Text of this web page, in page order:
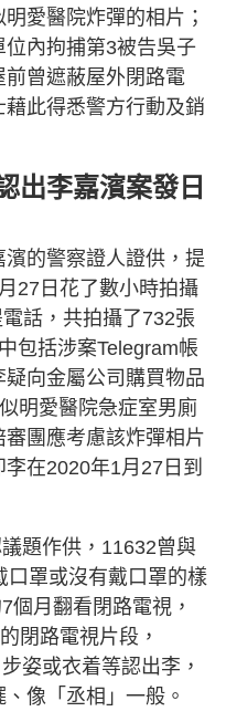
愛醫院炸彈的相片；
內拘捕第3被告吳子
曾遮蔽屋外閉路電
此得悉警方行動及銷
出李嘉濱案發日
的警察證人證供，提
27日花了數小時拍攝
話，共拍攝了732張
包括涉案Telegram帳
向金屬公司購買物品
明愛醫院急症室男廁
團應考慮該炸彈相片
在2020年1月27日到
題作供，11632曾與
口罩或沒有戴口罩的樣
個月翻看閉路電視，
閉路電視片段，
姿或衣着等認出李，
像「丞相」一般。